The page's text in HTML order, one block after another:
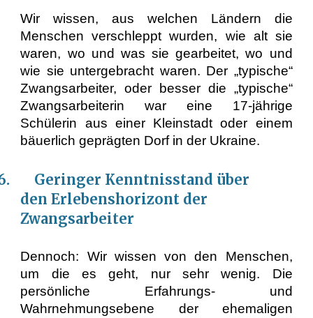
Wir wissen, aus welchen Ländern die
Menschen verschleppt wurden, wie alt sie
waren, wo und was sie gearbeitet, wo und
wie sie untergebracht waren. Der „typische“
Zwangsarbeiter, oder besser die „typische“
Zwangsarbeiterin war eine 17-jährige
Schülerin aus einer Kleinstadt oder einem
bäuerlich geprägten Dorf in der Ukraine.
Geringer Kenntnisstand über
den Erlebenshorizont der
Zwangsarbeiter
Dennoch: Wir wissen von den Menschen,
um die es geht, nur sehr wenig. Die
persönliche Erfahrungs- und
Wahrnehmungsebene der ehemaligen